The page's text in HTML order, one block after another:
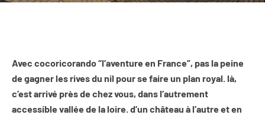
Avec cocoricorando “l’aventure en France”, pas la peine
de gagner les rives du nil pour se faire un plan royal. là,
c’est arrivé près de chez vous, dans l’autrement
accessible vallée de la loire. d’un château à l’autre et en